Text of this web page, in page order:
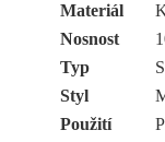
Materiál
Nosnost
Typ
Styl
Použití